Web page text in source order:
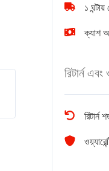
১
ক্যাশ
রিটার্ন এবং
রিটার্ন